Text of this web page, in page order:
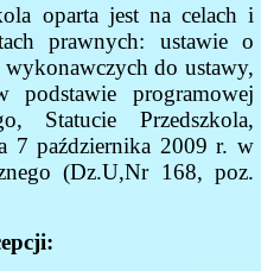
oparta jest na celach i
prawnych: ustawie o
wykonawczych do ustawy,
programowej
Statucie Przedszkola,
7 października 2009 r. w
(Dz.U,Nr 168, poz.